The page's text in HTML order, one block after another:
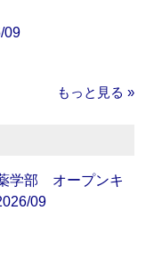
09
もっと見る »
学部 オープンキ
09